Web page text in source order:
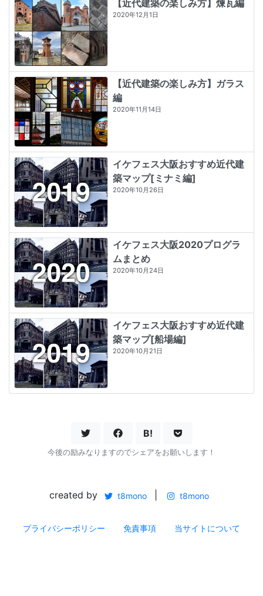
【近代建築の楽しみ方】煉瓦編
2020年12月1日
【近代建築の楽しみ方】ガラス
編
2020年11月14日
イケフェス大阪おすすめ近代建
築マップ[ミナミ編]
2020年10月26日
イケフェス大阪2020プログラ
ムまとめ
2020年10月24日
イケフェス大阪おすすめ近代建
築マップ[船場編]
2020年10月21日
B!
今後の励みなりますのでシェアをお願いします！
created by t8mono t8mono
プライバシーポリシー 免責事項 当サイトについて